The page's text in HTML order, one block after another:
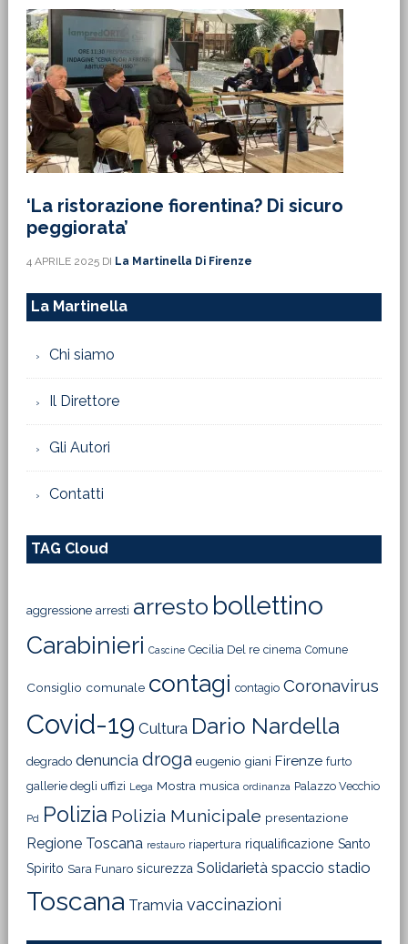
‘La ristorazione fiorentina? Di sicuro
peggiorata’
4 APRILE 2025DI La Martinella Di Firenze
La Martinella
Chi siamo
Il Direttore
Gli Autori
Contatti
TAG Cloud
aggressione arresti arresto bollettino
Carabinieri Cascine Cecilia Del re cinema Comune
Consiglio comunale contagi contagio Coronavirus
Covid-19 Cultura Dario Nardella
degrado denuncia droga eugenio giani Firenze furto
gallerie degli uffizi Lega Mostra musica ordinanza Palazzo Vecchio
Pd Polizia Polizia Municipale presentazione
Regione Toscana restauro riapertura riqualificazione Santo
Spirito Sara Funaro sicurezza Solidarietà spaccio stadio
Toscana Tramvia vaccinazioni